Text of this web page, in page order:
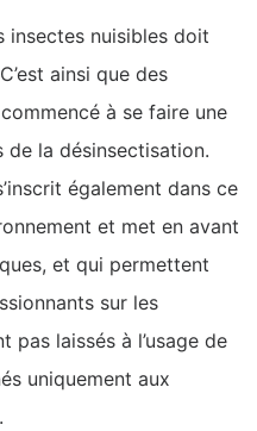
insectes nuisibles doit
ainsi que des
à se faire une
de la désinsectisation.
également dans ce
et met en avant
et qui permettent
sur les
pas laissés à l’usage de
uniquement aux